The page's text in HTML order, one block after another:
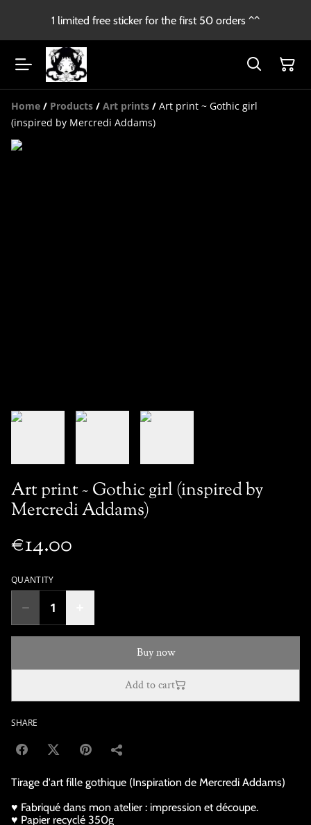
1 limited free sticker for the first 50 orders ^^
Home / Products / Art prints / Art print ~ Gothic girl
(inspired by Mercredi Addams)
Art print ~ Gothic girl (inspired by
Mercredi Addams)
€14.00
QUANTITY
Buy now
Add to cart
SHARE
Tirage d'art fille gothique (Inspiration de Mercredi Addams)
♥ Fabriqué dans mon atelier : impression et découpe.
♥ Papier recyclé 350g